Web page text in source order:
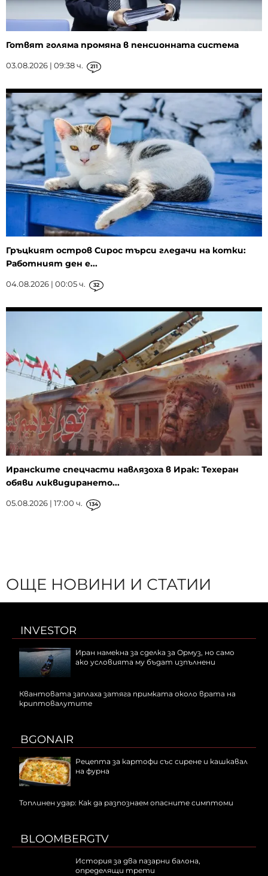
Готвят голяма промяна в пенсионната система
03.08.2026 | 09:38 ч. 211
Гръцкият остров Сирос търси гледачи на котки:
Работният ден е...
04.08.2026 | 00:05 ч. 32
Иранските спецчасти навлязоха в Ирак: Техеран
обяви ликвидирането...
05.08.2026 | 17:00 ч. 134
ОЩЕ НОВИНИ И СТАТИИ
INVESTOR
Иран намекна за сделка за Ормуз, но само
ако условията му бъдат изпълнени
Квантовата заплаха затяга примката около врата на
криптовалутите
BGONAIR
Рецепта за картофи със сирене и кашкавал
на фурна
Топлинен удар: Как да разпознаем опасните симптоми
BLOOMBERGTV
История за два пазарни балона,
определящи трети